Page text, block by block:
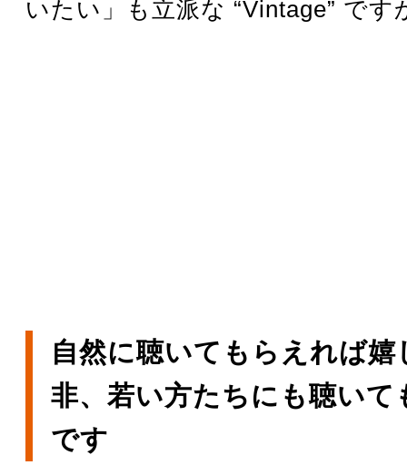
いたい」も立派な “Vintage” です
自然に聴いてもらえれば嬉
非、若い方たちにも聴いて
です